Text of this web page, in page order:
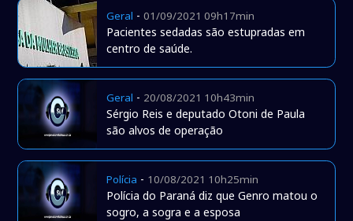
Geral -01/09/2021 09h17min
Pacientes sedadas são estupradas em
centro de saúde.
Geral - 20/08/2021 10h43min
Sérgio Reis e deputado Otoni de Paula
são alvos de operação
Polícia - 10/08/2021 10h25min
Polícia do Paraná diz que Genro matou o
sogro, a sogra e a esposa